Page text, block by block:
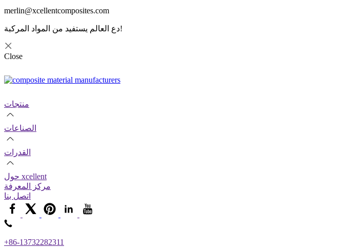
merlin@xcellentcomposites.com
دع العالم يستفيد من المواد المركبة!
Close
منتجات
الصناعات
القدرات
حول xcellent
مركز المعرفة
اتصل بنا
+86-13732282311